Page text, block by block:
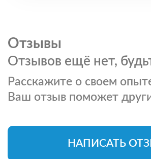
Отзывы
Отзывов ещё нет,
Расскажите о своем
Ваш отзыв поможет
НАПИСАТЬ